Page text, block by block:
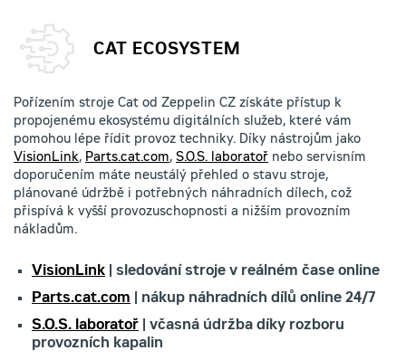
CAT ECOSYSTEM
Pořízením stroje Cat od Zeppelin CZ získáte přístup k
propojenému ekosystému digitálních služeb, které vám
pomohou lépe řídit provoz techniky. Díky nástrojům jako
VisionLink, Parts.cat.com, S.O.S. laboratoř nebo servisním
doporučením máte neustálý přehled o stavu stroje,
plánované údržbě i potřebných náhradních dílech, což
přispívá k vyšší provozuschopnosti a nižším provozním
nákladům.
VisionLink | sledování stroje v reálném čase online
Parts.cat.com | nákup náhradních dílů online 24/7
S.O.S. laboratoř | včasná údržba díky rozboru
provozních kapalin